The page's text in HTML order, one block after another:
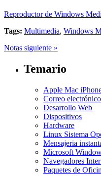
Reproductor de Windows
Tags: Multimedia, Windows
Notas siguiente »
Temario
Apple Mac
Correo electrónico
Desarrollo Web
Dispositivos
Hardware
Linux Sistema
Mensajeria
Microsoft
Navegadores
Paquetes de